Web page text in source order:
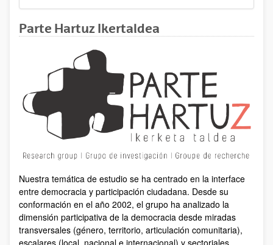
Parte Hartuz Ikertaldea
Nuestra temática de estudio se ha centrado en la interface
entre democracia y participación ciudadana. Desde su
conformación en el año 2002, el grupo ha analizado la
dimensión participativa de la democracia desde miradas
transversales (género, territorio, articulación comunitaria),
escalares (local, nacional e internacional) y sectoriales